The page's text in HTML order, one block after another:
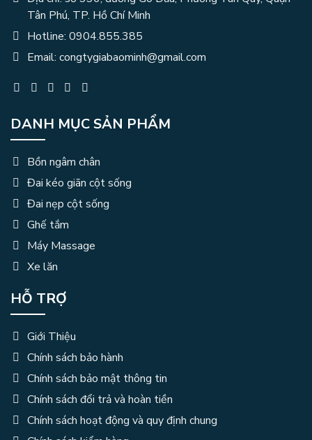
Tân Phú, TP. Hồ Chí Minh
Hotline: 0904.855.385
Email: congtygiabaominh@gmail.com
DANH MỤC SẢN PHẨM
Bồn ngâm chân
Đai kéo giãn cột sống
Đai nẹp cột sống
Ghế tắm
Máy Massage
Xe lăn
HỖ TRỢ
Giới Thiệu
Chính sách bảo hành
Chính sách bảo mật thông tin
Chính sách đổi trả và hoàn tiền
Chính sách hoạt động và quy định chung